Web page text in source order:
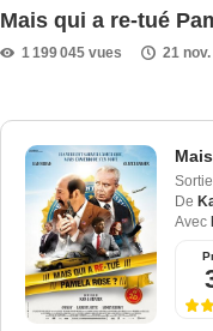
Mais qui a re-tué
1 199 045 vues 21
De
Avec